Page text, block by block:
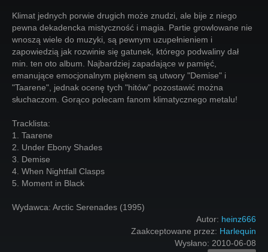
Klimat jednych porwie drugich może znudzi, ale bije z niego
pewna dekadencka mistyczność i magia. Partie growlowane nie
wnoszą wiele do muzyki, są pewnym uzupełnieniem i
zapowiedzią jak rozwinie się gatunek, którego podwaliny dał
min. ten oto album. Najbardziej zapadające w pamięć,
emanujące emocjonalnym pięknem są utwory "Demise" i
"Taarene", jednak ocenę tych "hitów" pozostawić można
słuchaczom. Gorąco polecam fanom klimatycznego metalu!
Tracklista:
1. Taarene
2. Under Ebony Shades
3. Demise
4. When Nightfall Clasps
5. Moment in Black
Wydawca: Arctic Serenades (1995)
Autor: heinz666
Zaakceptowane przez: Harlequin
Wysłano: 2010-06-08